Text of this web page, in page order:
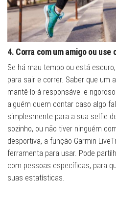
4. Corra com um amigo ou use
Se há mau tempo ou está
para sair e correr. Saber que um
mantê-lo-á responsável e
alguém quem contar caso algo
simplesmente para a sua selfie
sozinho, ou não tiver ninguém
desportiva, a função Garmin
ferramenta para usar. Pode
com pessoas específicas, para
suas estatísticas.